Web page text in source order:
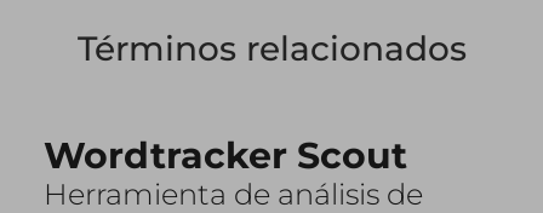
Términos relacionados
Wordtracker Scout
Herramienta de análisis de